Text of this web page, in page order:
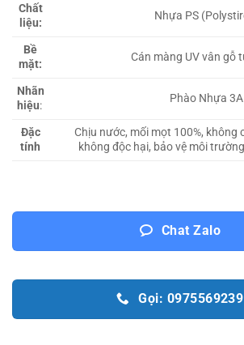
Chất
liệu:
Nhựa PS
Bề
mặt:
Cán màng UV vân gỗ
Nhãn
hiệu:
Phào Nhựa 3A
Đặc
tính
Chịu nước, mối mọt 100%, không
không độc hại, bảo vệ môi
Chat Zalo
Gọi: 0975569239